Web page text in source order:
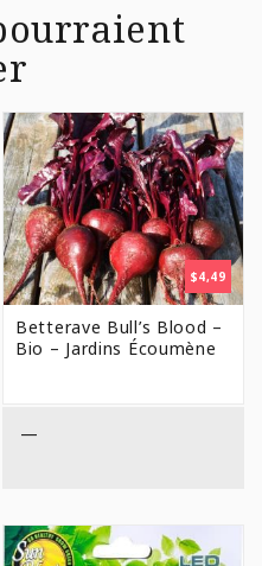
$4,49
Betterave Bull’s Blood –
Bio – Jardins Écoumène
—